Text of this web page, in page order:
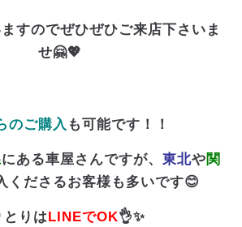
すのでぜひぜひご来店下さいま
せ🤗💖
のご購入 も可能です！！
にある車屋さんですが、 東北や関
くださるお客様も多いです😊
とりは LINEでOK👌✨